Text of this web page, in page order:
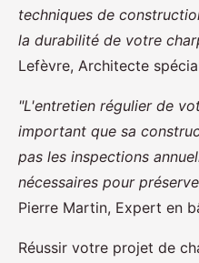
techniques de
la durabilité de votre
Lefèvre, Architecte
"L'entretien régulier de
important que sa
pas les inspections
nécessaires pour
Pierre Martin, Expert en
Réussir votre projet de